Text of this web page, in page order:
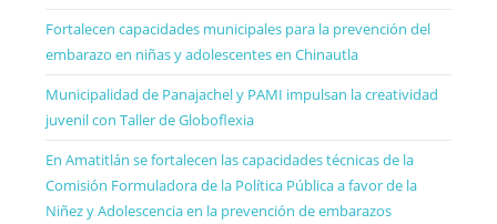
Fortalecen capacidades municipales para la prevención del
embarazo en niñas y adolescentes en Chinautla
Municipalidad de Panajachel y PAMI impulsan la creatividad
juvenil con Taller de Globoflexia
En Amatitlán se fortalecen las capacidades técnicas de la
Comisión Formuladora de la Política Pública a favor de la
Niñez y Adolescencia en la prevención de embarazos